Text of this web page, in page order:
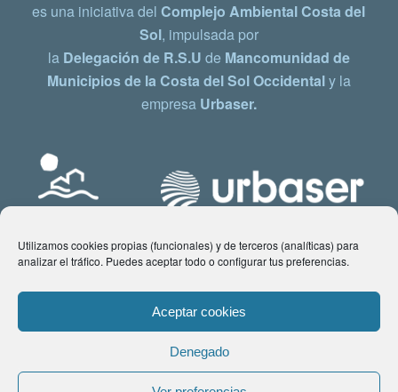
Utilizamos cookies propias (funcionales) y de terceros (analíticas) para
analizar el tráfico. Puedes aceptar todo o configurar tus preferencias.
Aceptar cookies
Denegado
es una iniciativa delComplejo Ambiental Costa del
Sol, impulsada por
la Delegación de R.S.U de Mancomunidad de
Municipios de la Costa del Sol Occidentaly la
empresa Urbaser.
© Copyright 2021 www.costadelsol.eco. Todos los derechos reservados |